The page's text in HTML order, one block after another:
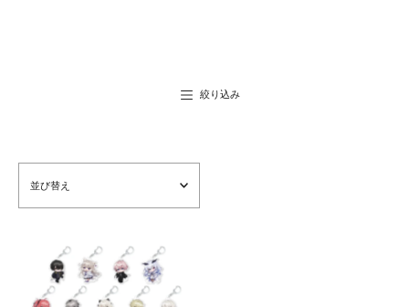
絞り込み
価格の安い順
新着順
古い商品順